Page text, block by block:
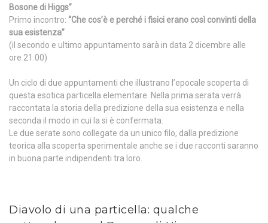
Bosone di Higgs”
Primo incontro: “Che cos’è e perché i fisici erano così convinti della
sua esistenza”
(il secondo e ultimo appuntamento sarà in data 2 dicembre alle
ore 21:00)
Un ciclo di due appuntamenti che illustrano l’epocale scoperta di
questa esotica particella elementare. Nella prima serata verrà
raccontata la storia della predizione della sua esistenza e nella
seconda il modo in cui la si è confermata.
Le due serate sono collegate da un unico filo, dalla predizione
teorica alla scoperta sperimentale anche se i due racconti saranno
in buona parte indipendenti tra loro.
Diavolo di una particella: qualche